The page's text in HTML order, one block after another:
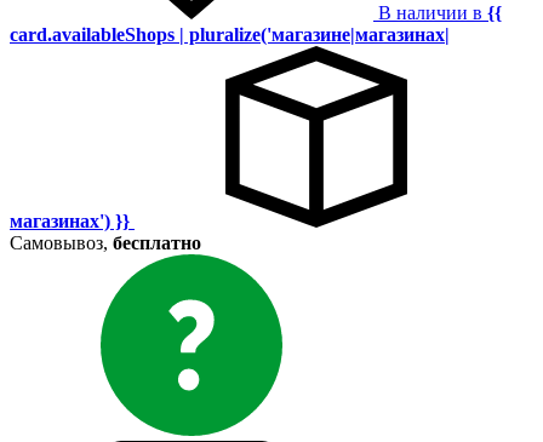
В наличии в {{
card.availableShops | pluralize('магазине|магазинах|
магазинах') }}
Самовывоз, бесплатно